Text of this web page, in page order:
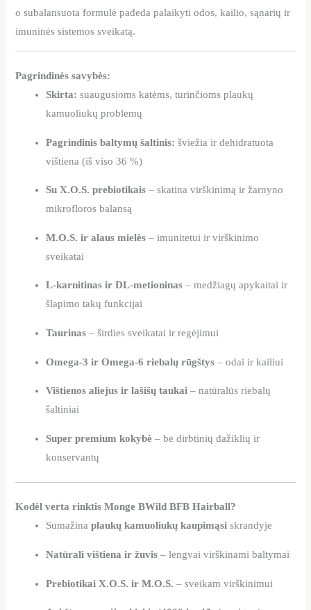
o subalansuota formulė padeda palaikyti odos, kailio, sąnarių ir
imuninės sistemos sveikatą.
Pagrindinės savybės:
Skirta: suaugusioms katėms, turinčioms plaukų
kamuoliukų problemų
Pagrindinis baltymų šaltinis: šviežia ir dehidratuota
vištiena (iš viso 36 %)
Su X.O.S. prebiotikais – skatina virškinimą ir žarnyno
mikrofloros balansą
M.O.S. ir alaus mielės – imunitetui ir virškinimo
sveikatai
L-karnitinas ir DL-metioninas – medžiagų apykaitai ir
šlapimo takų funkcijai
Taurinas – širdies sveikatai ir regėjimui
Omega-3 ir Omega-6 riebalų rūgštys – odai ir kailiui
Vištienos aliejus ir lašišų taukai – natūralūs riebalų
šaltiniai
Super premium kokybė – be dirbtinių dažiklių ir
konservantų
Kodėl verta rinktis Monge BWild BFB Hairball?
Sumažinaplaukų kamuoliukų kaupimąsi skrandyje
Natūrali vištiena ir žuvis – lengvai virškinami baltymai
Prebiotikai X.O.S. ir M.O.S. – sveikam virškinimui